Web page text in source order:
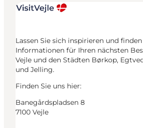
Lassen Sie sich inspirieren und finden
Informationen für Ihren nächsten
Vejle und den Städten Børkop,
und Jelling.
Finden Sie uns hier:
Banegårdspladsen 8
7100 Vejle